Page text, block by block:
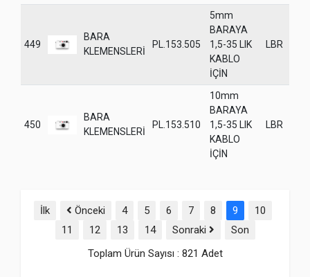
449
BARA
KLEMENSLERİ
PL.153.505
5mm
BARAYA
1,5-35 LIK
KABLO
İÇİN
LBR
450
BARA
KLEMENSLERİ
PL.153.510
10mm
BARAYA
1,5-35 LIK
KABLO
İÇİN
LBR
İlk Önceki 4 5 6 7 8 9
10
11
12 13 14 Sonraki
Son
Toplam Ürün Sayısı : 821 Adet